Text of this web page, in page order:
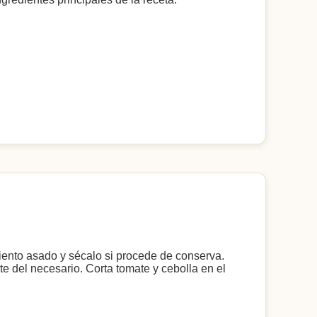
asado y sécalo si procede de conserva.
del necesario. Corta tomate y cebolla en el